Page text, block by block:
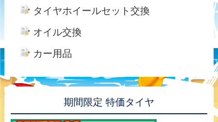
タイヤホイールセット交換
オイル交換
カー用品
期間限定 特価タイヤ